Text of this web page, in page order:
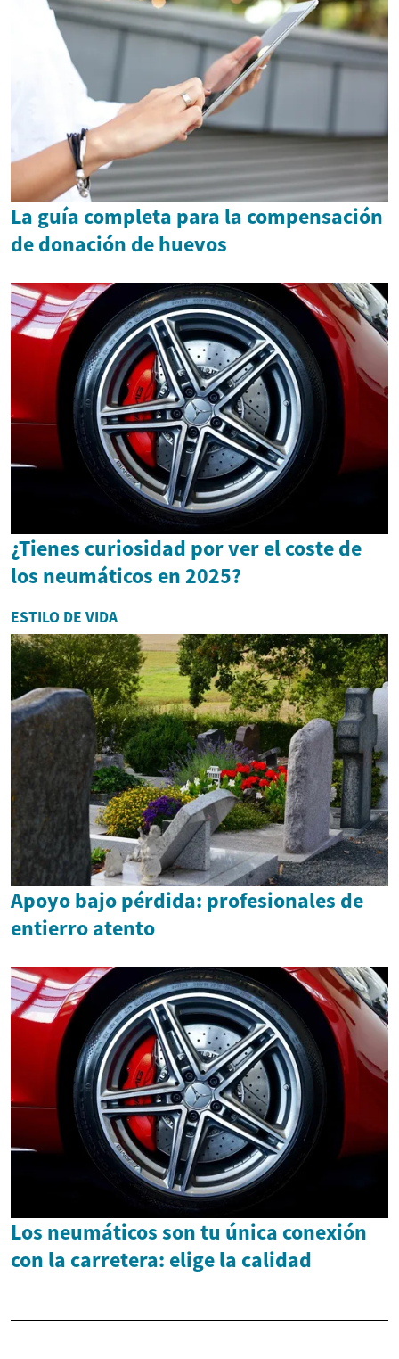
La guía completa para la compensación
de donación de huevos
¿Tienes curiosidad por ver el coste de
los neumáticos en 2025?
ESTILO DE VIDA
Apoyo bajo pérdida: profesionales de
entierro atento
Los neumáticos son tu única conexión
con la carretera: elige la calidad